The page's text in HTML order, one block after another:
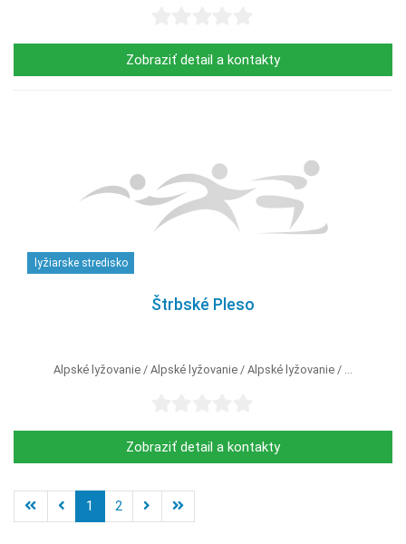
Zobraziť detail a kontakty
lyžiarske stredisko
Štrbské Pleso
Alpské lyžovanie Alpské lyžovanie Alpské lyžovanie ...
Zobraziť detail a kontakty
1 2